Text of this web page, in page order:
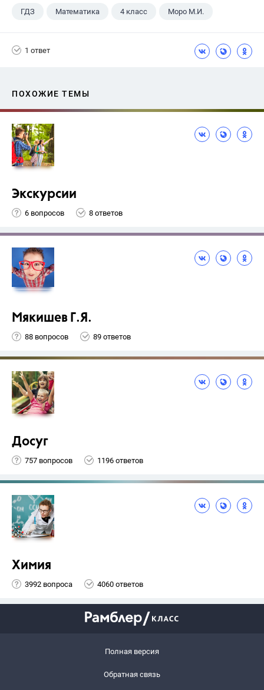
ГДЗ Математика 4 класс Моро М.И.
1 ответ
ПОХОЖИЕ ТЕМЫ
Экскурсии
6 вопросов 8 ответов
Мякишев Г.Я.
88 вопросов 89 ответов
Досуг
757 вопросов 1196 ответов
Химия
3992 вопроса 4060 ответов
Полная версия
Обратная связь